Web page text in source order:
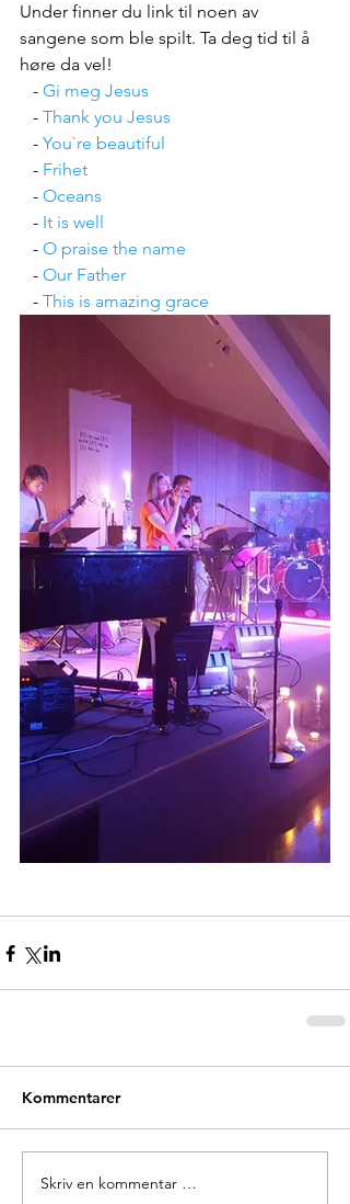
Under finner du link til noen av
sangene som ble spilt. Ta deg tid til å
høre da vel!
   -
Gi meg Jesus
   -
Thank you Jesus
   -
You`re beautiful
   -
Frihet
   -
Oceans
   -
It is well
   -
O praise the name
   -
Our Father
   -
This is amazing grace
Kommentarer
Skriv en kommentar …